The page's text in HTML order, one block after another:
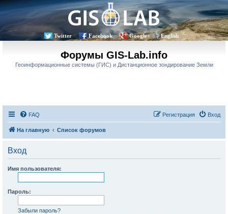
Twitter Facebook Google+ English
Форумы GIS-Lab.info
Геоинформационные системы (ГИС) и Дистанционное зондирование Земли
FAQ Вход
Регистрация
На главную Список форумов
Вход
Имя пользователя:
Пароль:
Забыли пароль?